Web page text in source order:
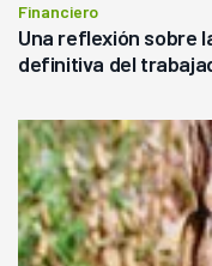
Financiero
Una reflexión sobre
definitiva del